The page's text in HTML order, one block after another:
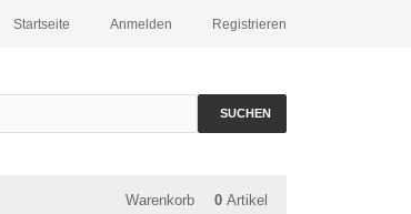
Registrieren
Anmelden
Startseite
SUCHEN
Warenkorb 0 Artikel